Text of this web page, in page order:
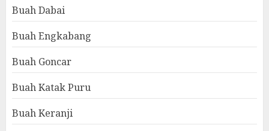
Buah Dabai
Buah Engkabang
Buah Goncar
Buah Katak Puru
Buah Keranji